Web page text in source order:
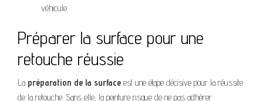
véhicule.
Préparer la surface pour une
retouche réussie
La préparation de la surface est une étape décisive pour la réussite
de la retouche. Sans elle, la peinture risque de ne pas adhérer